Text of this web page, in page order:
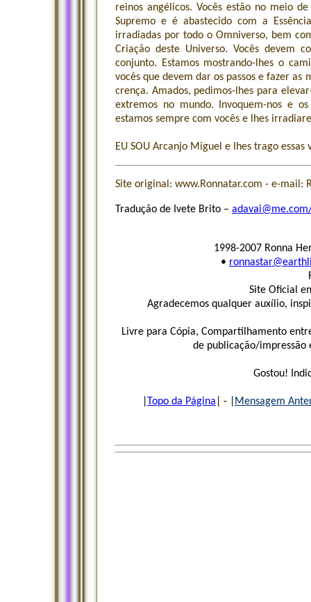
reinos angélicos. Vocês estão no meio
Supremo e é abastecido com a
irradiadas por todo o Omniverso, bem
Criação deste Universo. Vocês devem
conjunto. Estamos mostrando-lhes o
vocês que devem dar os passos e fazer
crença. Amados, pedimos-lhes para
extremos no mundo. Invoquem-nos e
estamos sempre com vocês e lhes
EU SOU Arcanjo Miguel e lhes trago essas
Site original: www.Ronnatar.com - e-mail:
Tradução de Ivete Brito – adavai@me.com
1998-2007 Ronna
•
Site Oficial
Agradecemos qualquer auxílio,
Livre para Cópia, Compartilhamento
de publicação/impressão
Gostou!
Topo da Página | - | Mensagem